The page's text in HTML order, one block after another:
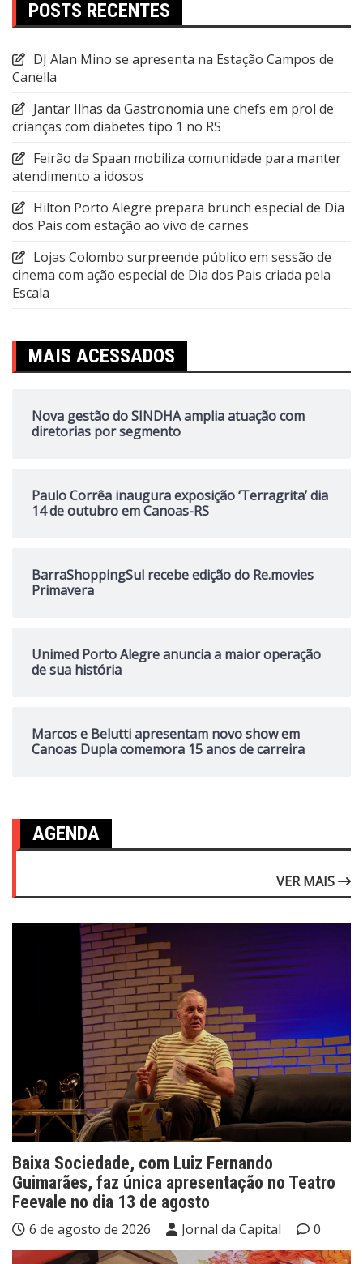
POSTS RECENTES
DJ Alan Mino se apresenta na Estação Campos de
Canella
Jantar Ilhas da Gastronomia une chefs em prol de
crianças com diabetes tipo 1 no RS
Feirão da Spaan mobiliza comunidade para manter
atendimento a idosos
Hilton Porto Alegre prepara brunch especial de Dia
dos Pais com estação ao vivo de carnes
Lojas Colombo surpreende público em sessão de
cinema com ação especial de Dia dos Pais criada pela
Escala
MAIS ACESSADOS
Nova gestão do SINDHA amplia atuação com
diretorias por segmento
Paulo Corrêa inaugura exposição ‘Terragrita’ dia
14 de outubro em Canoas-RS
BarraShoppingSul recebe edição do Re.movies
Primavera
Unimed Porto Alegre anuncia a maior operação
de sua história
Marcos e Belutti apresentam novo show em
Canoas Dupla comemora 15 anos de carreira
AGENDA
VER MAIS
Baixa Sociedade, com Luiz Fernando
Guimarães, faz única apresentação no Teatro
Feevale no dia 13 de agosto
6 de agosto de 2026 Jornal da Capital 0